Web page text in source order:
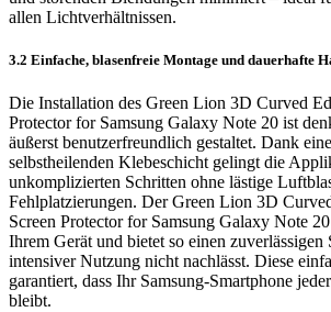
allen Lichtverhältnissen.
3.2 Einfache, blasenfreie Montage und dauerhafte
Die Installation des Green Lion 3D Curved
Protector for Samsung Galaxy Note 20 ist
äußerst benutzerfreundlich gestaltet. Dank
selbstheilenden Klebeschicht gelingt die
unkomplizierten Schritten ohne lästige
Fehlplatzierungen. Der Green Lion 3D
Screen Protector for Samsung Galaxy Note
Ihrem Gerät und bietet so einen zuverlässigen
intensiver Nutzung nicht nachlässt. Diese
garantiert, dass Ihr Samsung-Smartphone
bleibt.